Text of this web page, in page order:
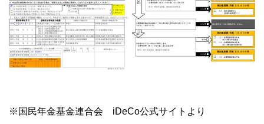
※国民年金基金連合会 iDeCo公式サイトより